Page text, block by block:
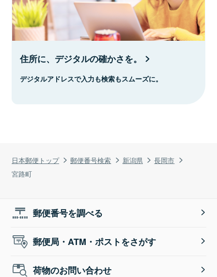
日本郵便トップ 郵便番号検索 新潟県
長岡市
宮路町
住所に、デジタルの確かさを。
デジタルアドレスで入力も検索もスムーズに。
郵便番号を調べる
郵便局・ATM・ポストをさがす
荷物のお問い合わせ